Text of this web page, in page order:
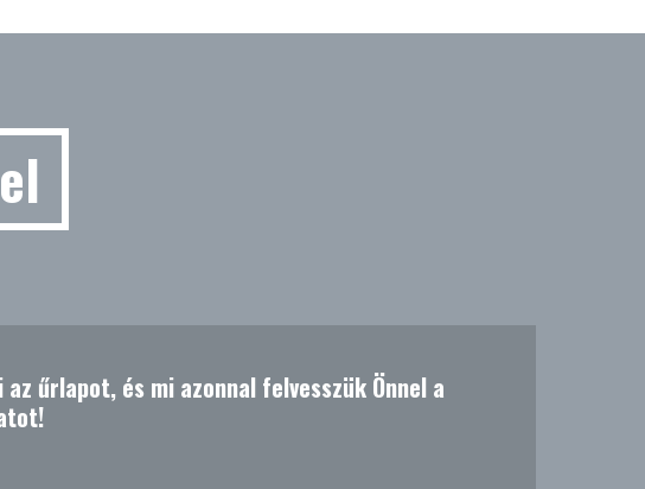
az űrlapot, és mi azonnal felvesszük Önnel a